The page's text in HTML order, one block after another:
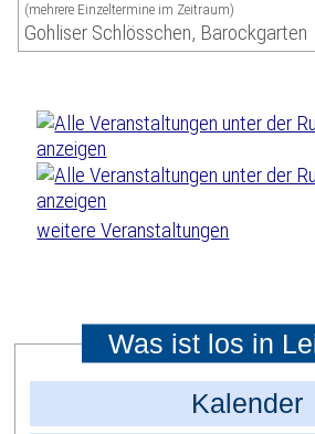
(mehrere Einzeltermine im Zeitraum)
Gohliser Schlösschen, Barockgarten
weitere Veranstaltungen
Was ist los in
Kalender